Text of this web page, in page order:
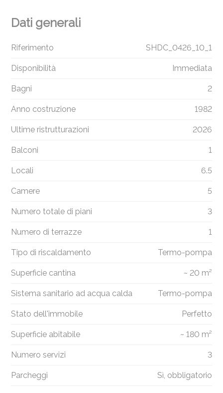
Dati generali
Riferimento SHDC_0426_10_1
Disponibilità Immediata
Bagni 2
Anno costruzione 1982
Ultime ristrutturazioni 2026
Balconi 1
Locali 6.5
Camere 5
Numero totale di piani 3
Numero di terrazze 1
Tipo di riscaldamento Termo-pompa
Superficie cantina ~ 20 m²
Sistema sanitario ad acqua calda Termo-pompa
Stato dell'immobile Perfetto
Superficie abitabile ~ 180 m²
Numero servizi 3
Parcheggi Sì, obbligatorio